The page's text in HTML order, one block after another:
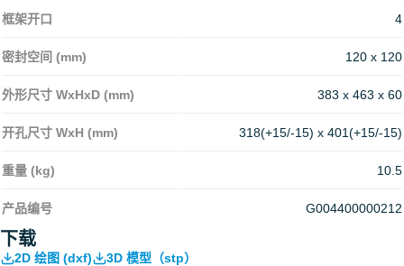
框架开口 4
密封空间 (mm) 120 x 120
外形尺寸 WxHxD (mm) 383 x 463 x 60
开孔尺寸 WxH (mm) 318(+15/-15) x 401(+15/-15)
重量 (kg) 10.5
产品编号 G004400000212
下载
2D 绘图 (dxf) 3D 模型（stp）